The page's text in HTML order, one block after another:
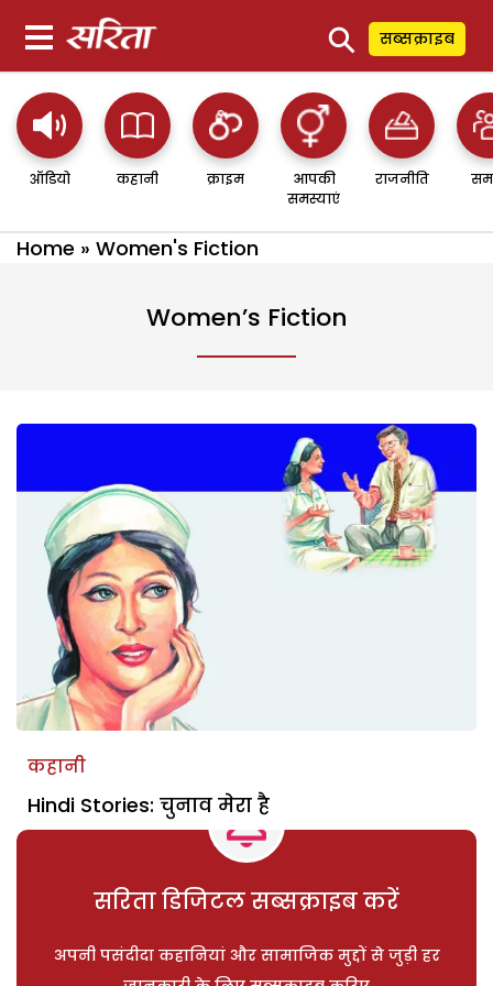
⚲ सब्सक्राइब
ऑडियो कहानी क्राइम
आपकी
समस्याएं
राजनीति
Home » Women's Fiction
Women’s Fiction
कहानी
Hindi Stories: चुनाव मेरा है
सरिता डिजिटल सब्सक्राइब करें
अपनी पसंदीदा कहानियां और सामाजिक मुद्दों से जुड़ी हर